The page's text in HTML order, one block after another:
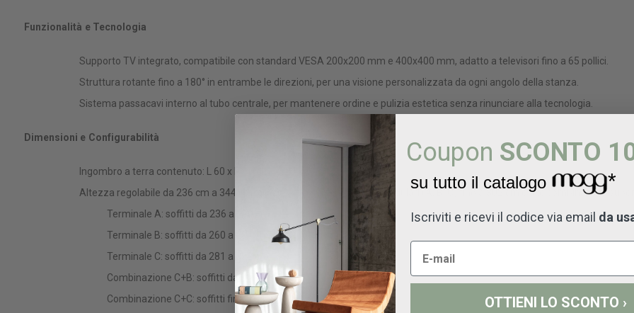
Funzionalità e Tecnologia
Supporto TV integrato, compatibile con standard VESA 200x200 mm e 400x400 mm, adatto a televisori fino a 65 pollici.
Struttura rotante fino a 180° in entrambe le direzioni, per una visione personalizzata da ogni angolo della stanza.
Sistema passacavi interno al tubo centrale, per mantenere ordine e pulizia estetica senza rinunciare alla tecnologia.
Dimensioni e Configurabilità
Ingombro a terra contenuto: L 60 x P 60 cm
Altezza regolabile da 236 cm a 344 cm, grazie ai terminali superiori modulari (A, B, C) fino a 302 cm e alle combinazioni
Terminale A: soffitti da 236 a 260 cm
Terminale B: soffitti da 260 a 281 cm
Terminale C: soffitti da 281 a 302 cm
Combinazione C+B: soffitti da 302 a 323 cm
Combinazione C+C: soffitti fino a 344 cm
Coupon SCONTO
su tutto il catalogo *
Iscriviti e ricevi il codice via email da
OTTIENI LO SCONTO ›